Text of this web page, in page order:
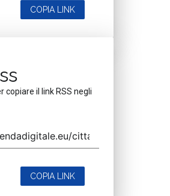
COPIA LINK
copiare il link RSS negli
COPIA LINK